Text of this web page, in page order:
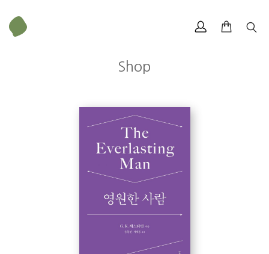
Shop
영국의 런던 켄싱턴에서 태어나 영국의 명문 세인트폴을 졸업하고, 슬레이
드 스쿨에서 미술을, 런던 유니버시티 칼리지에서 문학을 공부했다. 이후 주
로 저널리스트로 일하면서 저널리즘, 철학, 시집, 전기, 판타지, 탐정 소설,
문학 비평 등 다양한 분야에 관한 책을 100권 넘게 썼다. 그는 자신이 다루
는 모든 주제를 명석한 분별력과 열정, 위트로 접근했기 때문에 가장 가혹한
비평가들조차 기립 박수를 보내지 않을 수 없었다. 호탕한 성격과 육중한 체
격의 체스터턴은 그의 시대에 가장 뛰어난 정통 기독교 지지자로 평판이 높
았다. 20세기 가장 탁월한 작가들 중 한 사람으로 꼽히는 그는 C. S. 루이